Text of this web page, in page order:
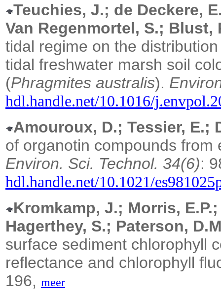
Teuchies, J.; de Deckere,
Van Regenmortel, S.; Blust,
tidal regime on the
tidal freshwater marsh soil
(Phragmites australis).
hdl.handle.net/10.1016/
Amouroux, D.; Tessier, E.;
of organotin compounds
Environ. Sci. Technol. 34(6):
hdl.handle.net/10.1021/
Kromkamp, J.; Morris,
Hagerthey, S.; Paterson,
surface sediment chlorophyll
reflectance and chlorophyll
196, meer